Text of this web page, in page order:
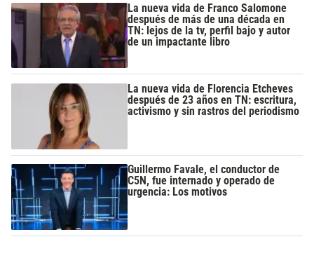
La nueva vida de Franco Salomone
después de más de una década en
TN: lejos de la tv, perfil bajo y autor
de un impactante libro
La nueva vida de Florencia Etcheves
después de 23 años en TN: escritura,
activismo y sin rastros del periodismo
Guillermo Favale, el conductor de
C5N, fue internado y operado de
urgencia: Los motivos